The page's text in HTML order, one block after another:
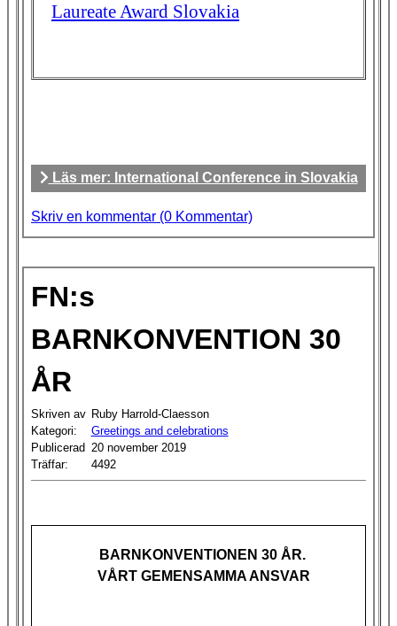
Laureate Award Slovakia
Läs mer: International Conference in Slovakia
Skriv en kommentar (0 Kommentar)
FN:s
BARNKONVENTION 30
ÅR
Skriven av Ruby Harrold-Claesson
Kategori:
Greetings and celebrations
Publicerad 20 november 2019
Träffar:
4492
BARNKONVENTIONEN 30 ÅR.
VÅRT GEMENSAMMA ANSVAR